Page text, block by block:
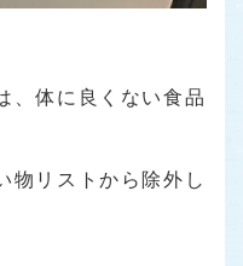
、体に良くない食品
物リストから除外し